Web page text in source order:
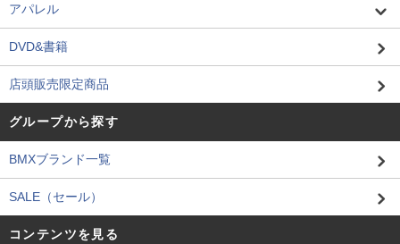
アパレル
DVD&書籍
店頭販売限定商品
グループから探す
BMXブランド一覧
SALE（セール）
コンテンツを見る